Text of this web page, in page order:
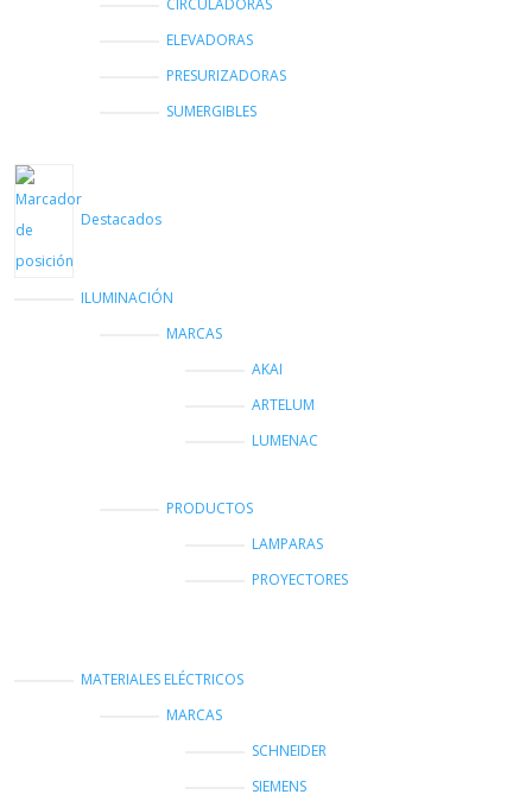
CIRCULADORAS
ELEVADORAS
PRESURIZADORAS
SUMERGIBLES
Destacados
ILUMINACIÓN
MARCAS
AKAI
ARTELUM
LUMENAC
PRODUCTOS
LAMPARAS
PROYECTORES
MATERIALES ELÉCTRICOS
MARCAS
SCHNEIDER
SIEMENS